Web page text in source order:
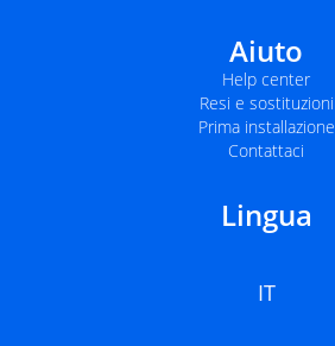
Aiuto
Help center
Resi e sostituzioni
Prima installazione
Contattaci
Lingua
IT